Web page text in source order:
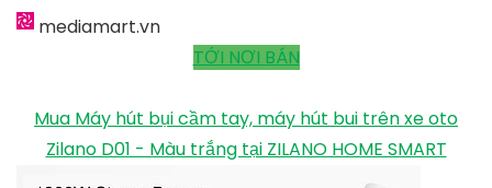
mediamart.vn
TỚI NƠI BÁN
Mua Máy hút bụi cầm tay, máy hút bui trên xe oto
Zilano D01 - Màu trắng tại ZILANO HOME SMART